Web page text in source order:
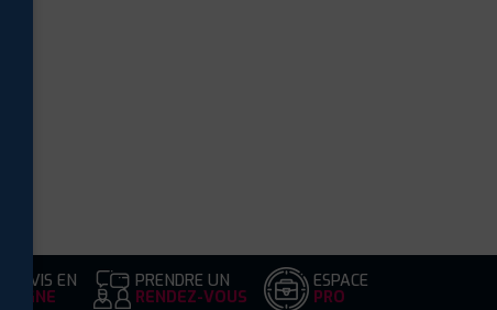
DEVIS EN
LIGNE
PRENDRE UN
RENDEZ-VOUS
ESPACE
PRO